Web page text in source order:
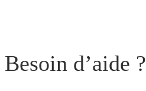
Besoin d’aide ?